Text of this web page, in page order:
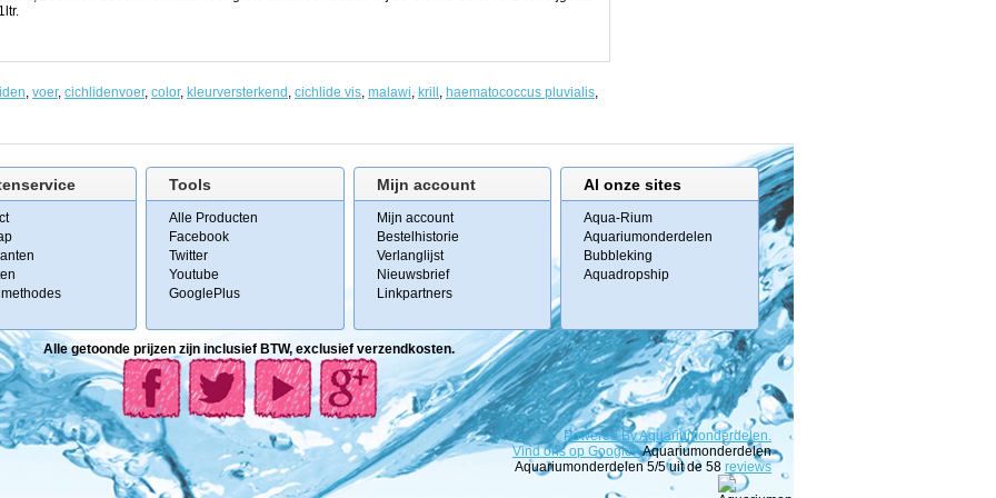
, voer, cichlidenvoer, color, kleurversterkend , cichlide vis, malawi, krill , haematococcus pluvialis,
Tools
Alle Producten
Facebook
Twitter
Youtube
GooglePlus
Mijn account
Mijn account
Bestelhistorie
Verlanglijst
Nieuwsbrief
Linkpartners
Al onze sites
Aqua-Rium
Aquariumonderdelen
Bubbleking
Aquadropship
Alle getoonde prijzen zijn inclusief BTW, exclusief verzendkosten.
PoweredByAquariumonderdelen.
Vind ons op Google+Aquariumonderdelen
Aquariumonderdelen 5/5 uit de 58 reviews